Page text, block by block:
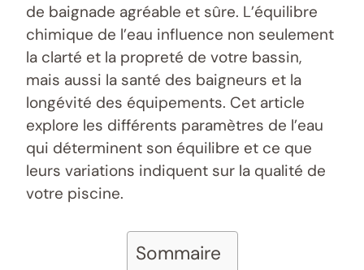
de baignade agréable et sûre. L’équilibre
chimique de l’eau influence non seulement
la clarté et la propreté de votre bassin,
mais aussi la santé des baigneurs et la
longévité des équipements. Cet article
explore les différents paramètres de l’eau
qui déterminent son équilibre et ce que
leurs variations indiquent sur la qualité de
votre piscine.
Sommaire